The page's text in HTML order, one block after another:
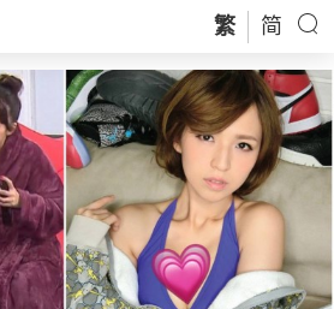
繁 简